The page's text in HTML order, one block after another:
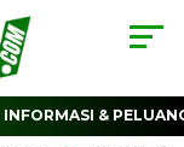
INFORMASI &